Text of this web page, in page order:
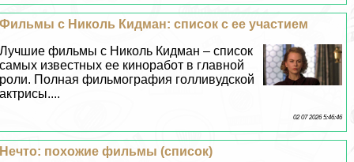
Фильмы с Николь Кидман: список с ее участием
Лучшие фильмы с Николь Кидман – список
самых известных ее киноработ в главной
роли. Полная фильмография голливудской
актрисы....
02 07 2026 5:46:46
Нечто: похожие фильмы (список)